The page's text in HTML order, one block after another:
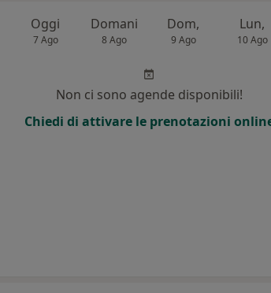
Oggi
7 Ago
Domani
8 Ago
Dom,
9 Ago
Lun,
10 Ago
Non ci sono agende disponibili!
Chiedi di attivare le prenotazioni